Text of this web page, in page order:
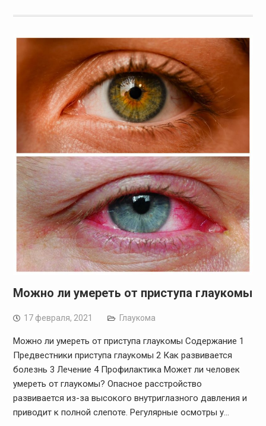
Можно ли умереть от приступа глаукомы
17 февраля, 2021 Глаукома
Можно ли умереть от приступа глаукомы Содержание 1
Предвестники приступа глаукомы 2 Как развивается
болезнь 3 Лечение 4 Профилактика Может ли человек
умереть от глаукомы? Опасное расстройство
развивается из-за высокого внутриглазного давления и
приводит к полной слепоте. Регулярные осмотры у…